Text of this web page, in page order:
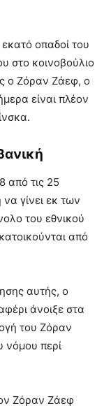
οπαδοί του
στο κοινοβούλιο
ο Ζόραν Ζάεφ, ο
είναι πλέον
από τις 25
γίνει εκ των
του εθνικού
από
αυτής, ο
άνοιξε στα
του Ζόραν
νόμου περί
Ζόραν Ζάεφ